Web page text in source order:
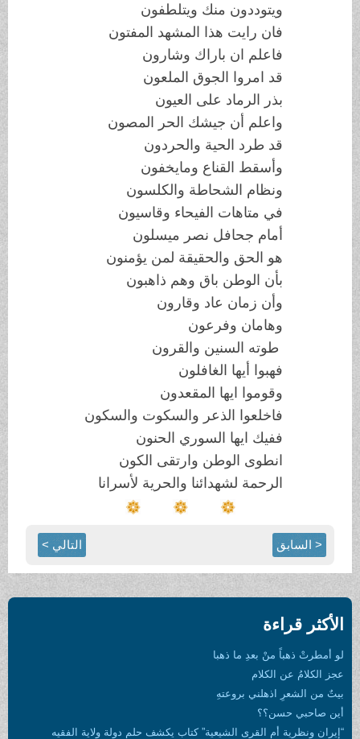
ويتوددون منك ويتلطفون
فان رايت هذا المشهد المفتون
فاعلم ان باراك وشارون
قد امروا الجوق الملعون
بذر الرماد على العيون
واعلم أن جيشك الحر المصون
قد طرد الحية والحردون
وأسقط القناع ومايخفون
ونظام الشحاطة والكلسون
في متاهات الفيحاء وقاسيون
أمام جحافل نصر ميسلون
هو الحق والحقيقة لمن يؤمنون
بأن الوطن باق وهم ذاهبون
وأن زمان عاد وقارون
وهامان وفرعون
طوته السنين والقرون
فهبوا أيها الغافلون
وقوموا ايها المقعدون
فاخلعوا الذعر والسكوت والسكون
ففيك ايها السوري الحنون
انطوى الوطن وارتقى الكون
الرحمة لشهدائنا والحرية لأسرانا
< السابق التالي >
الأكثر قراءة
لو أمطرتْ ذهباً منْ بعدِ ما ذهبا
عجز الكلامُ عن الكلام
بيتٌ من الشعرِ اذهلني بروعتهِ
أين صاحبي حسن؟؟
“إيران ونظرية أم القرى الشيعية” كتاب يكشف حلم دولة ولاية الفقيه